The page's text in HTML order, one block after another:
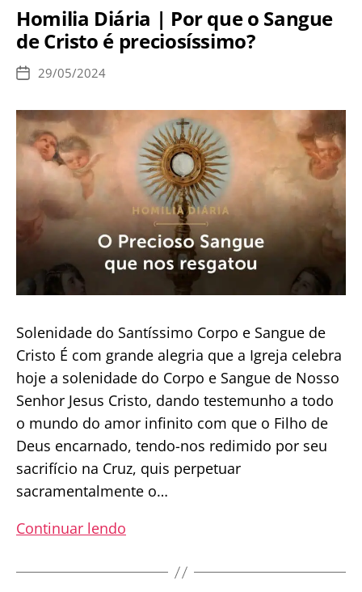
de
fé
Homilia Diária | Por que o Sangue
de Cristo é preciosíssimo?
Data
publicação
29/05/2024
Solenidade do Santíssimo Corpo e Sangue de
Cristo É com grande alegria que a Igreja celebra
hoje a solenidade do Corpo e Sangue de Nosso
Senhor Jesus Cristo, dando testemunho a todo
o mundo do amor infinito com que o Filho de
Deus encarnado, tendo-nos redimido por seu
sacrifício na Cruz, quis perpetuar
sacramentalmente o…
Continuar lendo
|